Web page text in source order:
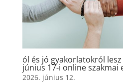
ól és jó gyakorlatokról lesz
június 17-i online szakmai
2026. június 12.